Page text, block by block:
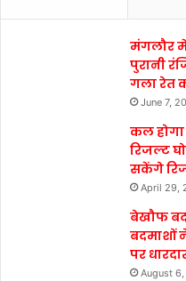
मंगलौर
पुरानी
गला रेत
June 7,
कल होगा
रिजल्ट
सकेंगे
April 29,
बेखौफ
बदमाशों
पर
August